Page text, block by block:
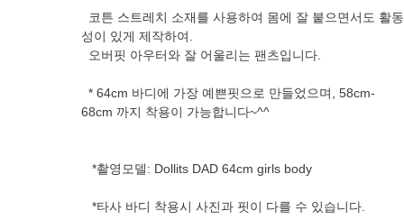
코튼 스트레치 소재를 사용하여 몸에 잘 붙으면서도 활동
성이 있게 제작하여.
오버핏 아우터와 잘 어울리는 팬츠입니다.
* 64cm 바디에 가장 예쁜핏으로 만들었으며, 58cm-
68cm 까지 착용이 가능합니다~^^
*촬영모델: Dollits DAD 64cm girls body
*타사 바디 착용시 사진과 핏이 다를 수 있습니다.